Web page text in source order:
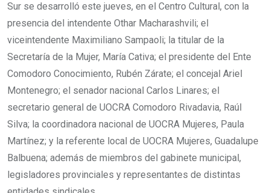
Sur se desarrolló este jueves, en el Centro Cultural, con la
presencia del intendente Othar Macharashvili; el
viceintendente Maximiliano Sampaoli; la titular de la
Secretaría de la Mujer, María Cativa; el presidente del Ente
Comodoro Conocimiento, Rubén Zárate; el concejal Ariel
Montenegro; el senador nacional Carlos Linares; el
secretario general de UOCRA Comodoro Rivadavia, Raúl
Silva; la coordinadora nacional de UOCRA Mujeres, Paula
Martínez; y la referente local de UOCRA Mujeres, Guadalupe
Balbuena; además de miembros del gabinete municipal,
legisladores provinciales y representantes de distintas